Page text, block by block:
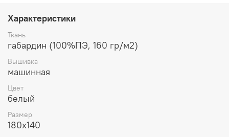
Характеристики
Ткань
габардин (100%ПЭ, 160 гр/м2)
Вышивка
машинная
Цвет
белый
Размер
180х140